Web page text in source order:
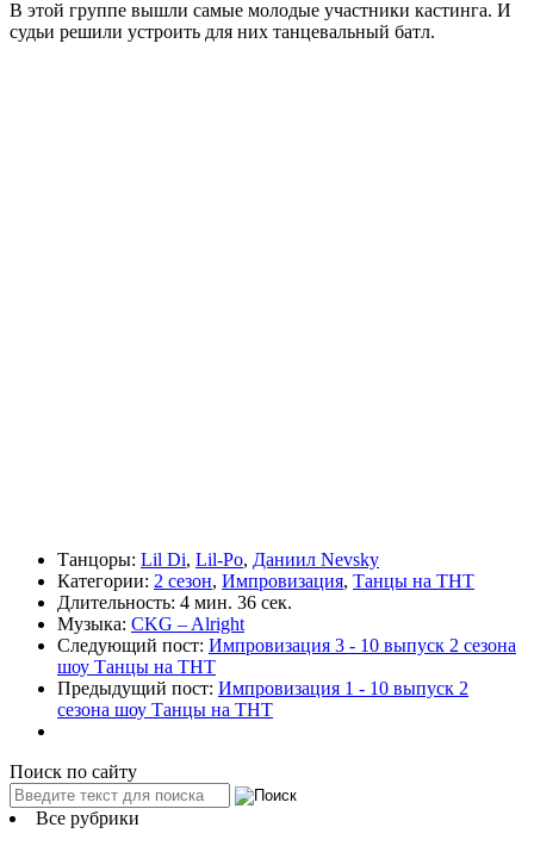
В этой группе вышли самые молодые участники кастинга. И
судьи решили устроить для них танцевальный батл.
Танцоры: Lil Di, Lil-Po, Даниил Nevsky
Категории: 2 сезон, Импровизация, Танцы на ТНТ
Длительность: 4 мин. 36 сек.
Музыка: CKG – Alright
Следующий пост: Импровизация 3 - 10 выпуск 2 сезона
шоу Танцы на ТНТ
Предыдущий пост: Импровизация 1 - 10 выпуск 2
сезона шоу Танцы на ТНТ
Поиск по сайту
Все рубрики